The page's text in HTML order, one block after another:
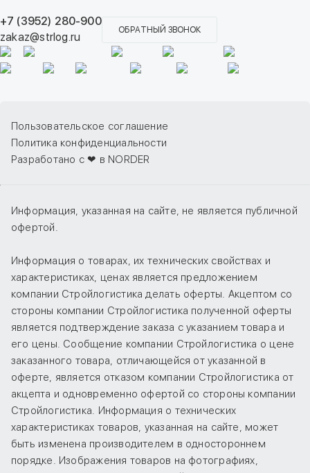
+7 (3952) 280-900
zakaz@strlog.ru
ОБРАТНЫЙ ЗВОНОК
Пользовательское соглашение
Политика конфиденциальности
Разработано с ❤ в NORDER
Информация, указанная на сайте, не является публичной
офертой.
Информация о товарах, их технических свойствах и
характеристиках, ценах является предложением
компании Стройлогистика делать оферты. Акцептом со
стороны компании Стройлогистика полученной оферты
является подтверждение заказа с указанием товара и
его цены. Сообщение компании Стройлогистика о цене
заказанного товара, отличающейся от указанной в
оферте, является отказом компании Стройлогистика от
акцепта и одновременно офертой со стороны компании
Стройлогистика. Информация о технических
характеристиках товаров, указанная на сайте, может
быть изменена производителем в одностороннем
порядке. Изображения товаров на фотографиях,